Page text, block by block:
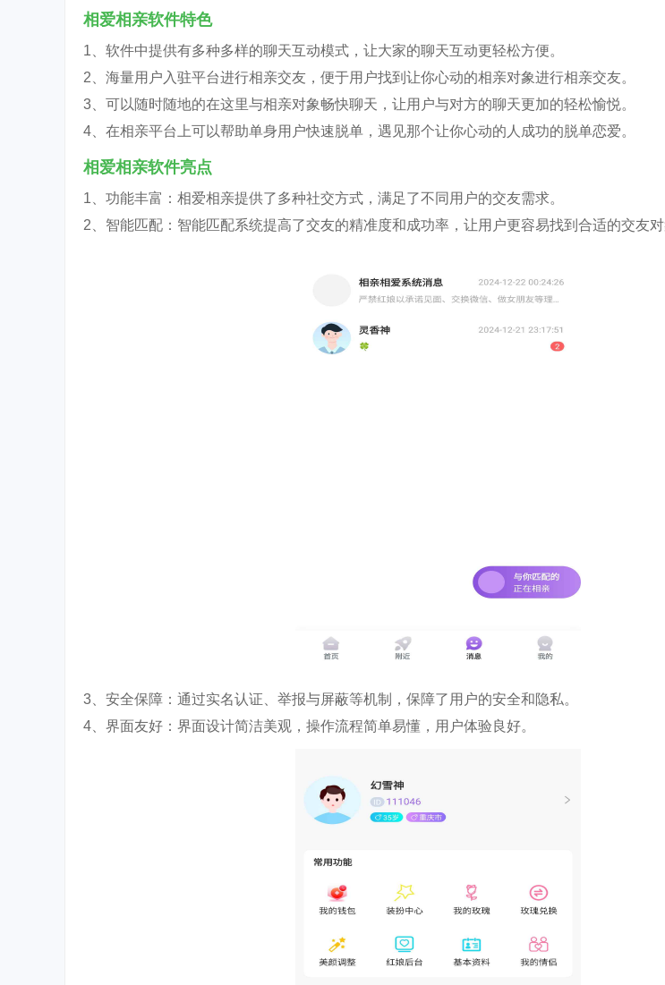
相爱相亲软件特色
1、软件中提供有多种多样的聊天互动模式，让大家的聊天互动更轻松方便。
2、海量用户入驻平台进行相亲交友，便于用户找到让你心动的相亲对象进行相亲交友。
3、可以随时随地的在这里与相亲对象畅快聊天，让用户与对方的聊天更加的轻松愉悦。
4、在相亲平台上可以帮助单身用户快速脱单，遇见那个让你心动的人成功的脱单恋爱。
相爱相亲软件亮点
1、功能丰富：相爱相亲提供了多种社交方式，满足了不同用户的交友需求。
2、智能匹配：智能匹配系统提高了交友的精准度和成功率，让用户更容易找到合适的交友对
3、安全保障：通过实名认证、举报与屏蔽等机制，保障了用户的安全和隐私。
4、界面友好：界面设计简洁美观，操作流程简单易懂，用户体验良好。